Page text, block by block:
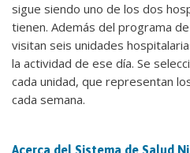
sigue siendo uno de los dos
tienen. Además del programa
visitan seis unidades
la actividad de ese día. Se
cada unidad, que representan
cada semana.
Acerca del Sistema de Salud